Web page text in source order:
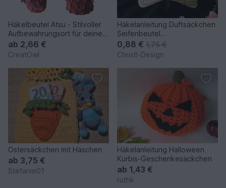
Häkelbeutel Atsu - Stilvoller
Aufbewahrungsort für deine
Essentials
ab 2,66 €
CreatOwl
Häkelanleitung Duftsäckchen
Seifenbeutel
Geschenksäckchen Modell 2
0,88 € 1,75 €
Christl-Design
Ostersäckchen mit Häschen
ab 3,75 €
Stefanie01
Häkelanleitung Halloween
Kürbis-Geschenkesäckchen
ab 1,43 €
ruthk